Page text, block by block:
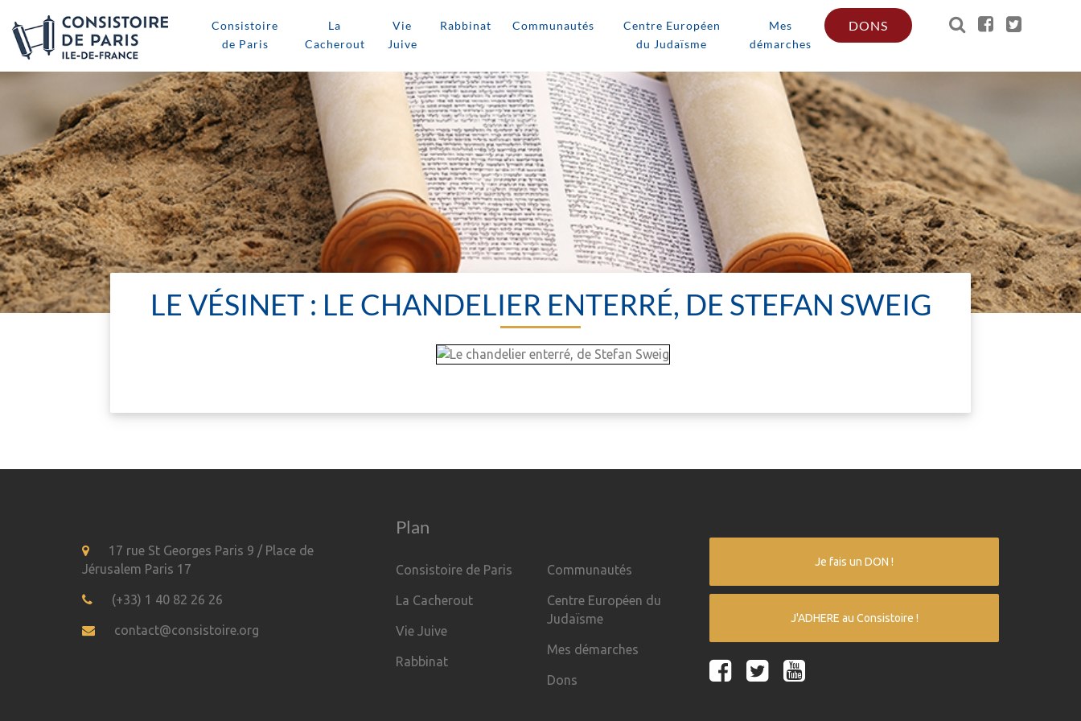
Consistoire
de Paris
La
Cacherout
Vie
Juive
Rabbinat Communautés
Centre Européen
du Judaïsme
Mes
démarches
DONS
LE VÉSINET : LE CHANDELIER ENTERRÉ, DE STEFAN SWEIG
17 rue St Georges Paris 9 / Place de
Jérusalem Paris 17
(+33) 1 40 82 26 26
contact@consistoire.org
Plan
Consistoire de Paris
La Cacherout
Vie Juive
Rabbinat
Communautés
Centre Européen du
Judaïsme
Mes démarches
Dons
Je fais un DON !
J'ADHERE au Consistoire !